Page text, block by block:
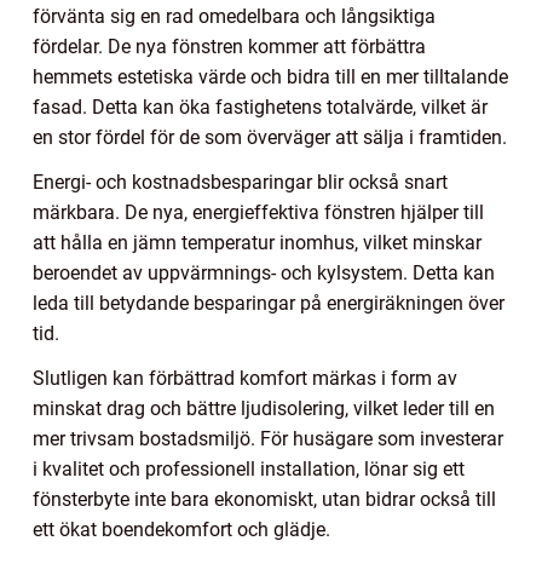
förvänta sig en rad omedelbara och långsiktiga
fördelar. De nya fönstren kommer att förbättra
hemmets estetiska värde och bidra till en mer tilltalande
fasad. Detta kan öka fastighetens totalvärde, vilket är
en stor fördel för de som överväger att sälja i framtiden.
Energi- och kostnadsbesparingar blir också snart
märkbara. De nya, energieffektiva fönstren hjälper till
att hålla en jämn temperatur inomhus, vilket minskar
beroendet av uppvärmnings- och kylsystem. Detta kan
leda till betydande besparingar på energiräkningen över
tid.
Slutligen kan förbättrad komfort märkas i form av
minskat drag och bättre ljudisolering, vilket leder till en
mer trivsam bostadsmiljö. För husägare som investerar
i kvalitet och professionell installation, lönar sig ett
fönsterbyte inte bara ekonomiskt, utan bidrar också till
ett ökat boendekomfort och glädje.